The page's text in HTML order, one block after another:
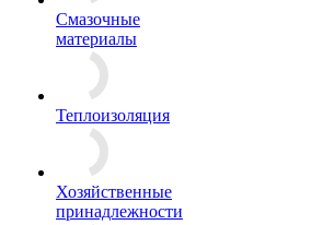
Смазочные
материалы
Теплоизоляция
Хозяйственные
принадлежности